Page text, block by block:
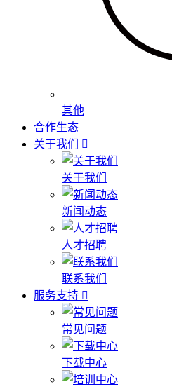
其他
合作生态
关于我们
关于我们
新闻动态
人才招聘
联系我们
服务支持
常见问题
下载中心